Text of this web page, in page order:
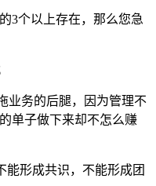
3个以上存在，那么您急
业务的后腿，因为管理不
单子做下来却不怎么赚
能形成共识，不能形成团